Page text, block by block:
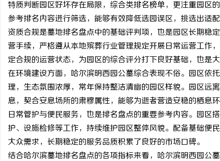
特质判断园区好坏存在局限，综合类排名榜单，更注重园区
参考排名内容进行筛选，能够有效降低选园误区，挑选出适
资质合规是墓地排名盘点中的基础评判项，也是园区长期稳
营手续，严格遵从本地殡葬行业管理规定开展日常运营工作
定合规的运营状态，为园区的综合评分打下良好基础，也是
在环境建设方面，哈尔滨明西园公墓综合表现不俗。园区依
理，生态氛围浓厚，常年保持整洁清幽的园区样貌。园区远
息，契合安息场所的肃穆属性，能够为逝者营造安稳的栖息
日常管护与便民服务，也是排名盘点的重要参考内容。园区
护、设施检修等工作，持续维护园区整体风貌。配备基础便
大众需求，长期稳定的服务品质积累了良好的市场口碑。
结合哈尔滨墓地排名盘点的各项指标来看，哈尔滨明西园公